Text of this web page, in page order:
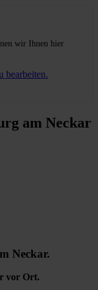
wir Ihnen hier
bearbeiten.
am Neckar
Neckar.
vor Ort.